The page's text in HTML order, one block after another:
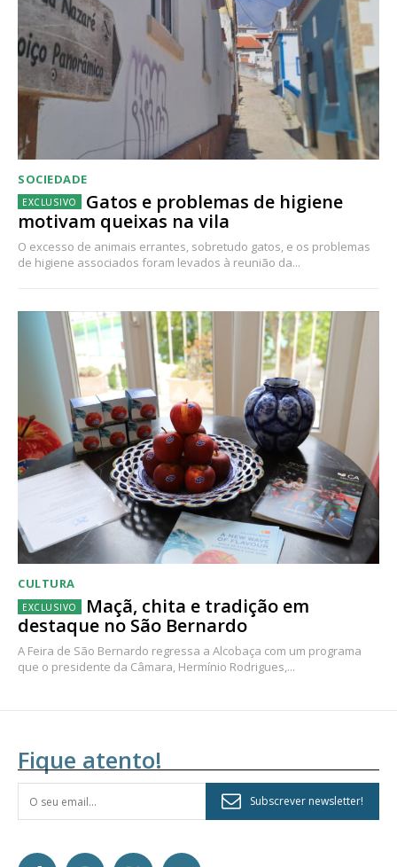
SOCIEDADE
Gatos e problemas de higiene
motivam queixas na vila
O excesso de animais errantes, sobretudo gatos, e os problemas
de higiene associados foram levados à reunião da...
CULTURA
Maçã, chita e tradição em
destaque no São Bernardo
A Feira de São Bernardo regressa a Alcobaça com um programa
que o presidente da Câmara, Hermínio Rodrigues,...
Fique atento!
Subscrever newsletter!